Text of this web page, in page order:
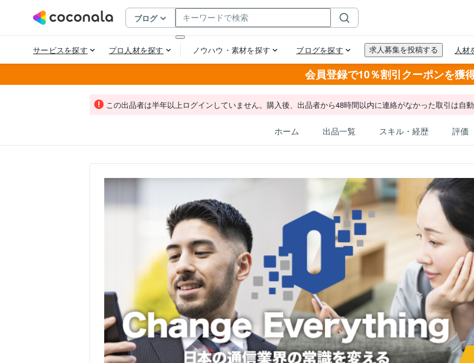
会員登録で10％割引クーポンを獲
この出品者は半年以上ログインしていません。購入後、出品者から48時間以内に連絡がなかった取引は自動
ホーム 出品一覧 スキル・経歴 評価